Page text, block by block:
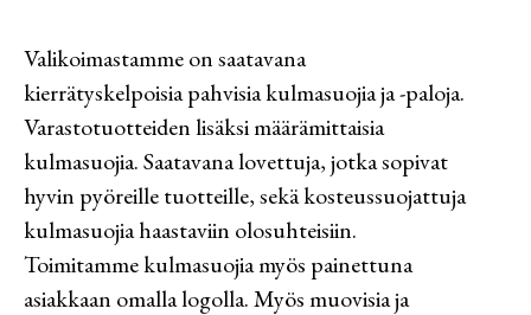
Valikoimastamme on saatavana
kierrätyskelpoisia pahvisia kulmasuojia ja -paloja.
Varastotuotteiden lisäksi määrämittaisia
kulmasuojia. Saatavana lovettuja, jotka sopivat
hyvin pyöreille tuotteille, sekä kosteussuojattuja
kulmasuojia haastaviin olosuhteisiin.
Toimitamme kulmasuojia myös painettuna
asiakkaan omalla logolla. Myös muovisia ja